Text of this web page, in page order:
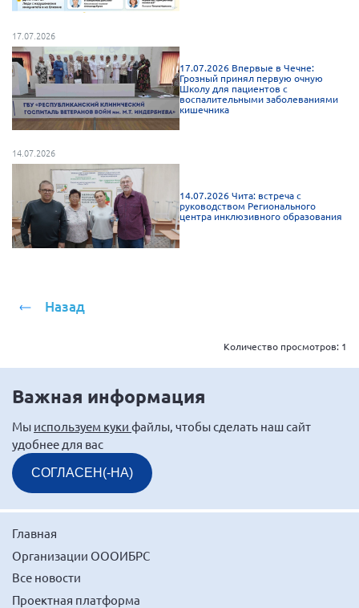
17.07.2026
17.07.2026 Впервые в Чечне:
Грозный принял первую очную
Школу для пациентов с
воспалительными заболеваниями
кишечника
14.07.2026
14.07.2026 Чита: встреча с
руководством Регионального
центра инклюзивного образования
Назад
Количество просмотров: 1
Важная информация
Мы используем куки файлы, чтобы сделать наш сайт
удобнее для вас
СОГЛАСЕН(-НА)
Главная
Организации ОООИБРС
Все новости
Проектная платформа